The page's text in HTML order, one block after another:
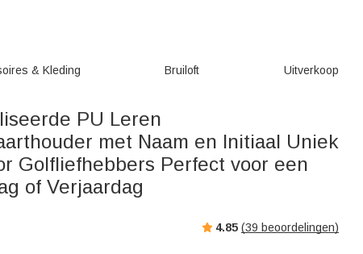
& Kleding Bruiloft Uitverkoop
PU Leren
met Naam en Initiaal Uniek
Golfliefhebbers Perfect voor een
of Verjaardag
4.85 (39 beoordelingen)